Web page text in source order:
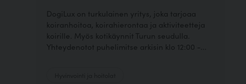
DogiLux on turkulainen yritys, joka tarjoaa
koiranhoitoa, koirahierontaa ja aktiviteetteja
koirille. Myös kotikäynnit Turun seudulla.
Yhteydenotot puhelimitse arkisin klo 12:00 -...